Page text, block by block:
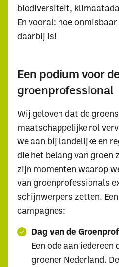
biodiversiteit,
En vooral: hoe
daarbij is!
Een podium voor de
groenprofessional
Wij geloven dat de
maatschappelijke rol
we aan bij landelijke en
die het belang van groen
zijn momenten waarop
van groenprofessionals
schijnwerpers zetten.
campagnes:
Dag van de
Een ode aan
groener Nederland.